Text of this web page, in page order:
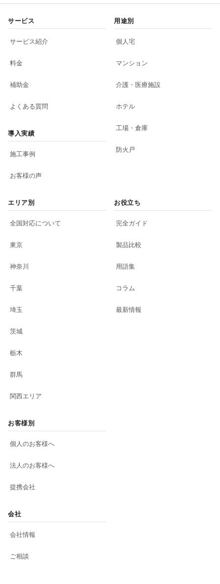
サービス
サービス紹介
料金
補助金
よくある質問
導入実績
施工事例
お客様の声
用途別
個人宅
マンション
介護・医療施設
ホテル
工場・倉庫
防火戸
エリア別
全国対応について
東京
神奈川
千葉
埼玉
茨城
栃木
群馬
関西エリア
お役立ち
完全ガイド
製品比較
用語集
コラム
最新情報
お客様別
個人のお客様へ
法人のお客様へ
提携会社
会社
会社情報
ご相談